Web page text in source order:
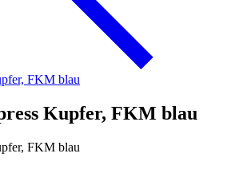
FKM blau
Kupfer, FKM blau
FKM blau